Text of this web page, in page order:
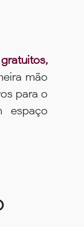
mão
para o
espaço